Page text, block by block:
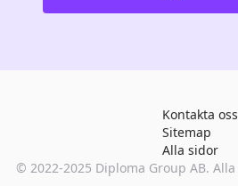
Kontakta oss
Sitemap
Alla sidor
© 2022-2025 Diploma Group AB.